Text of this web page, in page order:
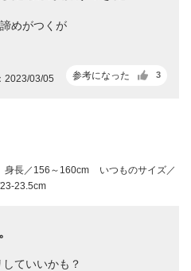
めがつくが
参考になった 3
2023/03/05
身長／156～160cm
いつものサイズ／
23.5cm
ていいかも？